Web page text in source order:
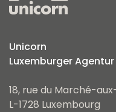
Unicorn
Luxemburger Agentur
18, rue du Marché-
L-1728 Luxembourg